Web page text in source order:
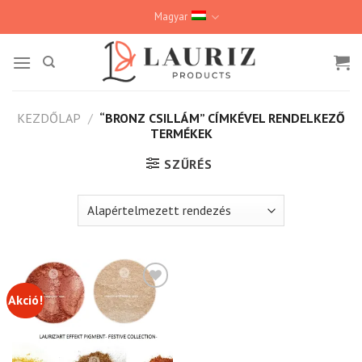
Magyar
KEZDŐLAP / “BRONZ CSILLÁM” CÍMKÉVEL RENDELKEZŐ
TERMÉKEK
SZŰRÉS
Akció!
Kedvencekhez